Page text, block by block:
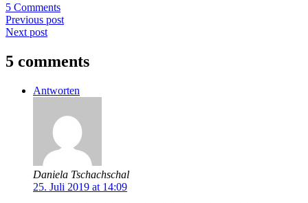
5 Comments
Previous post
Next post
5 comments
Antworten
Daniela Tschachschal
25. Juli 2019 at 14:09